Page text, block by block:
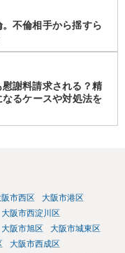
不倫相手から揺すら
謝料請求される？精
るケースや対処法を
市西区
大阪市港区
大阪市西淀川区
大阪市旭区
大阪市城東区
大阪市西成区